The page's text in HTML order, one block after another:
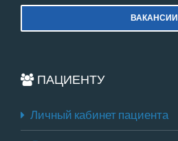
ВАКАНСИИ
ПАЦИЕНТУ
Личный кабинет пациента